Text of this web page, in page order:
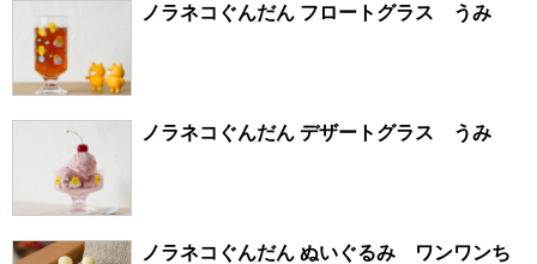
ノラネコぐんだん フロートグラス うみ
ノラネコぐんだん デザートグラス うみ
ノラネコぐんだん ぬいぐるみ ワンワンち